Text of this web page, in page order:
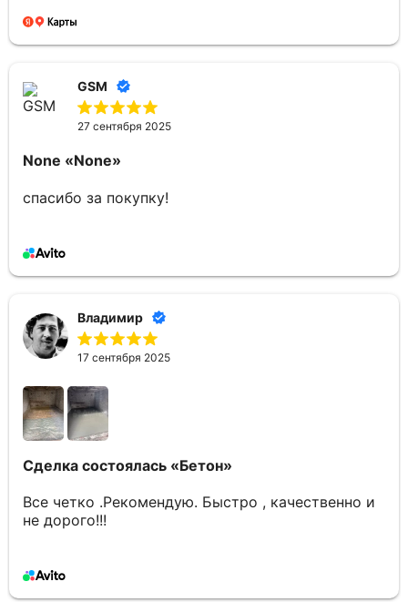
GSM
27 сентября 2025
None «None»
спасибо за покупку!
Владимир
17 сентября 2025
Сделка состоялась «Бетон»
Все четко .Рекомендую. Быстро , качественно и
не дорого!!!